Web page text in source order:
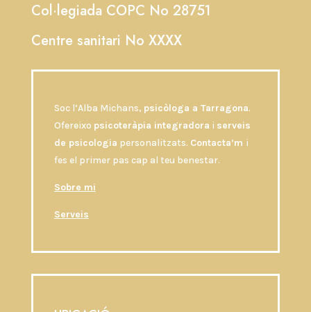
Col·legiada COPC No 28751
Centre sanitari No XXXX
Soc l’Alba Michans, psicòloga a Tarragona.
Ofereixo psicoteràpia integradora i serveis
de psicologia personalitzats. Contacta’m i
fes el primer pas cap al teu benestar.
Sobre mi
Serveis